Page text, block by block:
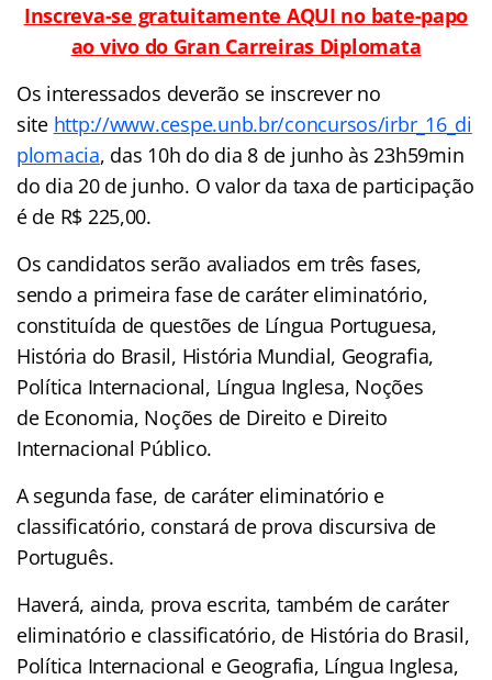
Inscreva-se gratuitamente AQUI no bate-papo
ao vivo do Gran Carreiras Diplomata
Os interessados deverão se inscrever no
site http://www.cespe.unb.br/concursos/irbr_16_di
plomacia, das 10h do dia 8 de junho às 23h59min
do dia 20 de junho. O valor da taxa de participação
é de R$ 225,00.
Os candidatos serão avaliados em três fases,
sendo a primeira fase de caráter eliminatório,
constituída de questões de Língua Portuguesa,
História do Brasil, História Mundial, Geografia,
Política Internacional, Língua Inglesa, Noções
de Economia, Noções de Direito e Direito
Internacional Público.
A segunda fase, de caráter eliminatório e
classificatório, constará de prova discursiva de
Português.
Haverá, ainda, prova escrita, também de caráter
eliminatório e classificatório, de História do Brasil,
Política Internacional e Geografia, Língua Inglesa,